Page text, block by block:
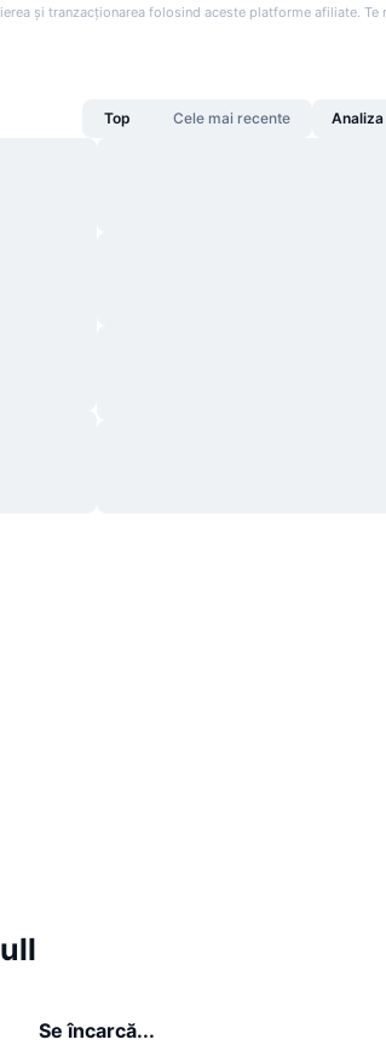
și tranzacționarea folosind aceste platforme afiliate. Te
Top Cele mai recente
Se încarcă...